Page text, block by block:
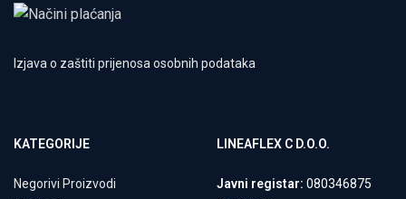
Izjava o zaštiti prijenosa osobnih podataka
KATEGORIJE
Negorivi Proizvodi
LINEAFLEX C D.O.O.
Javni registar: 080346875